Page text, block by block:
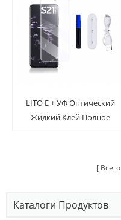
LITO E + УФ Оптический
Жидкий Клей Полное
Всего
Каталоги Продуктов